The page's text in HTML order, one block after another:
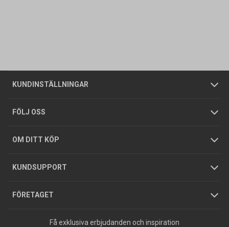
KUNDINSTÄLLNINGAR
Företagskund / Privatkund
FÖLJ OSS
OM DITT KÖP
Allmänna försäljningsvillkor
Integritetspolicy
GDPR
KUNDSUPPORT
Butiker
Foldrar och kataloger
Köpguider
Varumärken
FÖRETAGET
Om oss
Tjänster
Hållbarhet
Jobba hos oss
Press
Få exklusiva erbjudanden och inspiration